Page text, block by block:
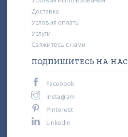
Доставка
Условия оплаты
Услуги
Свяжитесь с нами
ПОДПИШИТЕСЬ НА НАС
Facebook
Instagram
Pinterest
LinkedIn